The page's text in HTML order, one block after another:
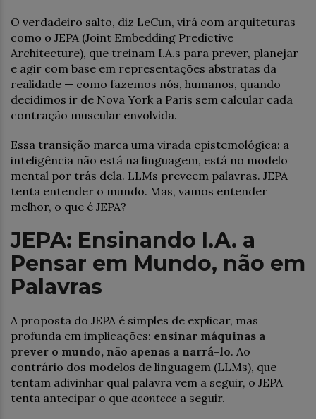
O verdadeiro salto, diz LeCun, virá com arquiteturas
como o JEPA (Joint Embedding Predictive
Architecture), que treinam I.A.s para prever, planejar
e agir com base em representações abstratas da
realidade — como fazemos nós, humanos, quando
decidimos ir de Nova York a Paris sem calcular cada
contração muscular envolvida.
Essa transição marca uma virada epistemológica: a
inteligência não está na linguagem, está no modelo
mental por trás dela. LLMs preveem palavras. JEPA
tenta entender o mundo. Mas, vamos entender
melhor, o que é JEPA?
JEPA: Ensinando I.A. a
Pensar em Mundo, não em
Palavras
A proposta do JEPA é simples de explicar, mas
profunda em implicações: ensinar máquinas a
prever o mundo, não apenas a narrá-lo. Ao
contrário dos modelos de linguagem (LLMs), que
tentam adivinhar qual palavra vem a seguir, o JEPA
tenta antecipar o que acontece a seguir.